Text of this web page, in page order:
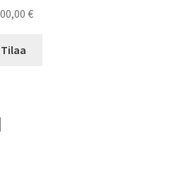
€
Tilaa